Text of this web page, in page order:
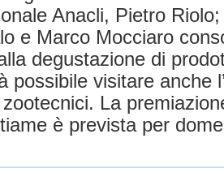
Anacli, Pietro
e Marco Mocciaro
degustazione di
possibile visitare anche
La
è prevista per